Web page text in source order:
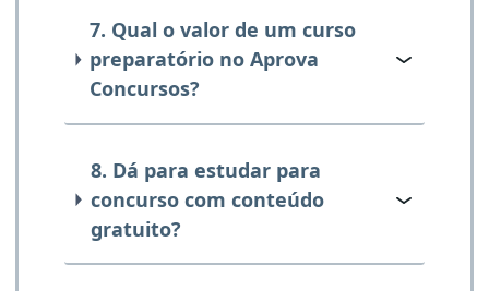
7. Qual o valor de um curso
preparatório no Aprova
Concursos?
8. Dá para estudar para
concurso com conteúdo
gratuito?